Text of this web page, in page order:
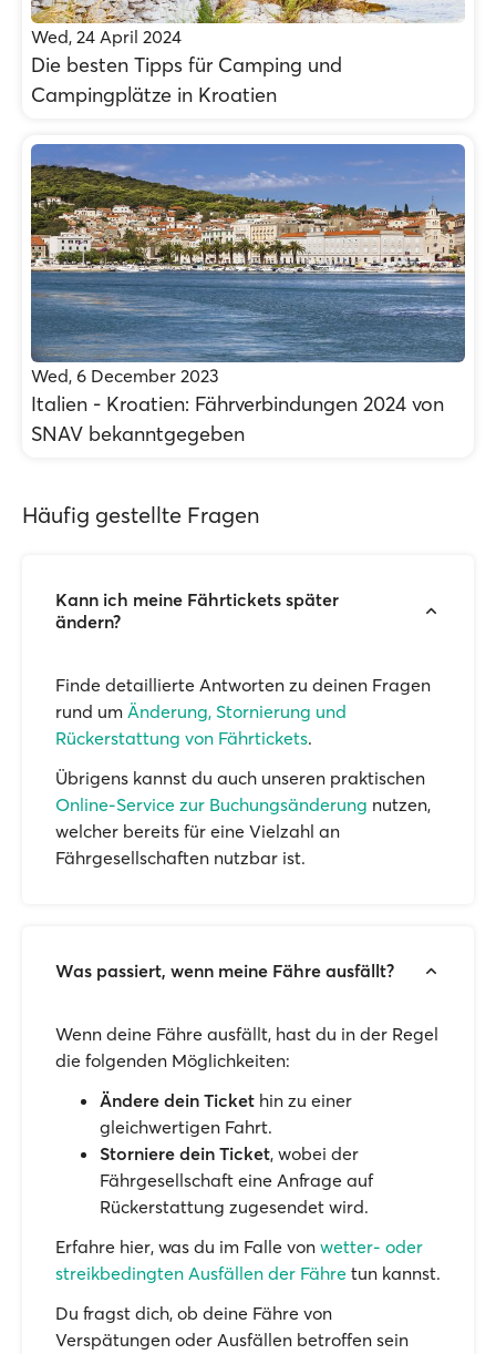
Wed, 24 April 2024
Die besten Tipps für Camping und
Campingplätze in Kroatien
Wed, 6 December 2023
Italien - Kroatien: Fährverbindungen 2024 von
SNAV bekanntgegeben
Häufig gestellte Fragen
Kann ich meine Fährtickets später
ändern?
Finde detaillierte Antworten zu deinen Fragen
rund um Änderung, Stornierung und
Rückerstattung von Fährtickets.
Übrigens kannst du auch unseren praktischen
Online-Service zur Buchungsänderung nutzen,
welcher bereits für eine Vielzahl an
Fährgesellschaften nutzbar ist.
Was passiert, wenn meine Fähre ausfällt?
Wenn deine Fähre ausfällt, hast du in der Regel
die folgenden Möglichkeiten:
Ändere dein Ticket hin zu einer
gleichwertigen Fahrt.
Storniere dein Ticket, wobei der
Fährgesellschaft eine Anfrage auf
Rückerstattung zugesendet wird.
Erfahre hier, was du im Falle von wetter- oder
streikbedingten Ausfällen der Fähre tun kannst.
Du fragst dich, ob deine Fähre von
Verspätungen oder Ausfällen betroffen sein